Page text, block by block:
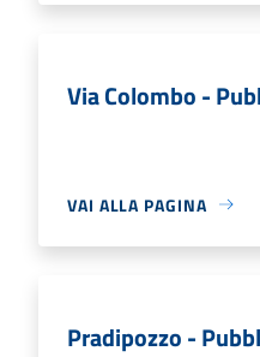
Via Colombo -
VAI ALLA PAGINA
Pradipozzo -